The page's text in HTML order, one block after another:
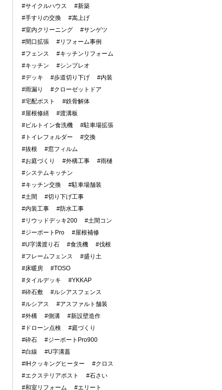
#サイクルハウス
#新築
#手すりの交換
#嵩上げ
#室内クリーニング
#サンゲツ
#間口拡張
#リフォーム事例
#フェンス
#キッチンリフォーム
#キッチン
#シンプレオ
#デッキ
#歩道切り下げ
#内装
#雨漏り
#クローゼットドア
#宅配ポスト
#鉄骨解体
#屋根修繕
#渡溝板
#ビルトイン食洗機
#駐車場拡張
#トイレフォルダー
#交換
#抜根
#窓フィルム
#お庭づくり
#外構工事
#雨樋
#システムキッチン
#キッチン交換
#駐車場舗装
#土間
#切り下げ工事
#内装工事
#防水工事
#リウッドデッキ200
#土間コン
#ジーポートPro
#屋根補修
#U字溝渡り石
#食洗機
#伐根
#フレームフェンス
#盛り土
#床暖房
#TOSO
#タイルデッキ
#YKKAP
#砕石敷
#ルシアスフェンス
#ルシアス
#アスファルト舗装
#外構
#側溝
#新設壁造作
#ドローン点検
#庭づくり
#砕石
#ジーポートPro900
#白線
#U字溝蓋
#IHクッキングヒーター
#クロス
#エクステリアポスト
#石さい
#和室リフォーム
#エリート